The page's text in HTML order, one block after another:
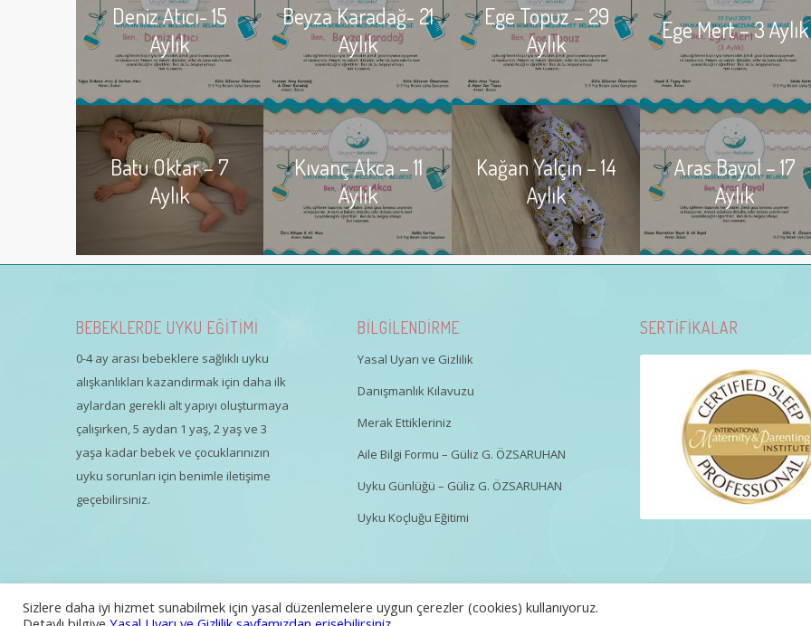
Deniz Atıcı- 15
Aylık
Beyza Karadağ- 21
Aylık
Ege Topuz – 29
Aylık
Ege Mert – 3 Aylık
Batu Oktar – 7
Aylık
Kıvanç Akca – 11
Aylık
Kağan Yalçın – 14
Aylık
Aras Bayol – 17
Aylık
BEBEKLERDE UYKU EĞİTİMİ
0-4 ay arası bebeklere sağlıklı uyku
alışkanlıkları kazandırmak için daha ilk
aylardan gerekli alt yapıyı oluşturmaya
çalışırken, 5 aydan 1 yaş, 2 yaş ve 3
yaşa kadar bebek ve çocuklarınızın
uyku sorunları için benimle iletişime
geçebilirsiniz.
BİLGİLENDİRME
Yasal Uyarı ve Gizlilik
Danışmanlık Kılavuzu
Merak Ettikleriniz
Aile Bilgi Formu – Güliz G. ÖZSARUHAN
Uyku Günlüğü – Güliz G. ÖZSARUHAN
Uyku Koçluğu Eğitimi
SERTİFİKALAR
Tüm Hakları Saklıdır | Güliz Özsaruhan
Sizlere daha iyi hizmet sunabilmek için yasal düzenlemelere uygun çerezler (cookies) kullanıyoruz.